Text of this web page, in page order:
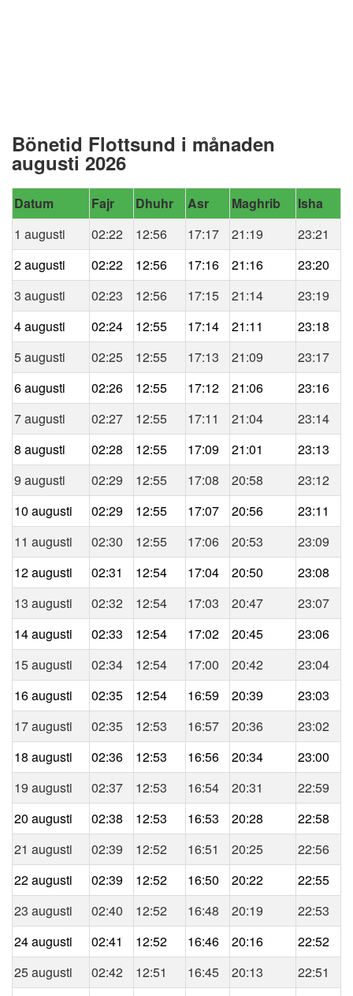
Bönetid Flottsund i månaden
augusti 2026
Datum Fajr Dhuhr Asr Maghrib
Isha
1 augusti
02:22 12:56 17:17 21:19
23:21
2 augusti
02:22 12:56 17:16 21:16
23:20
3 augusti
02:23 12:56 17:15 21:14
23:19
4 augusti
02:24 12:55 17:14 21:11
23:18
5 augusti
02:25 12:55 17:13 21:09
23:17
6 augusti
02:26 12:55 17:12 21:06
23:16
7 augusti
02:27 12:55 17:11 21:04
23:14
8 augusti
02:28 12:55 17:09 21:01
23:13
9 augusti
02:29 12:55 17:08 20:58
23:12
10 augusti
02:29 12:55 17:07 20:56
23:11
11 augusti
02:30 12:55 17:06 20:53
23:09
12 augusti
02:31 12:54 17:04 20:50
23:08
13 augusti
02:32 12:54 17:03 20:47
23:07
14 augusti
02:33 12:54 17:02 20:45
23:06
15 augusti
02:34 12:54 17:00 20:42
23:04
16 augusti
02:35 12:54 16:59 20:39
23:03
17 augusti
02:35 12:53 16:57 20:36
23:02
18 augusti
02:36 12:53 16:56 20:34
23:00
19 augusti
02:37 12:53 16:54 20:31
22:59
20 augusti
02:38 12:53 16:53 20:28
22:58
21 augusti
02:39 12:52 16:51 20:25
22:56
22 augusti
02:39 12:52 16:50 20:22
22:55
23 augusti
02:40 12:52 16:48 20:19
22:53
24 augusti
02:41 12:52 16:46 20:16
22:52
25 augusti
02:42 12:51 16:45 20:13
22:51